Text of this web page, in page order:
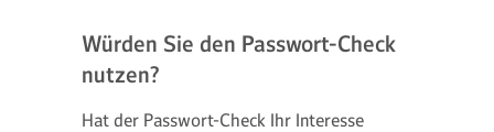
Würden Sie den Passwort-Check
nutzen?
Hat der Passwort-Check Ihr Interesse